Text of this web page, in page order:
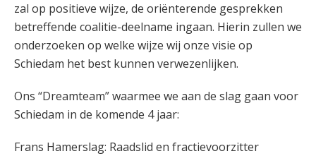
zal op positieve wijze, de oriënterende gesprekken
betreffende coalitie-deelname ingaan. Hierin zullen we
onderzoeken op welke wijze wij onze visie op
Schiedam het best kunnen verwezenlijken.
Ons “Dreamteam” waarmee we aan de slag gaan voor
Schiedam in de komende 4 jaar:
Frans Hamerslag: Raadslid en fractievoorzitter